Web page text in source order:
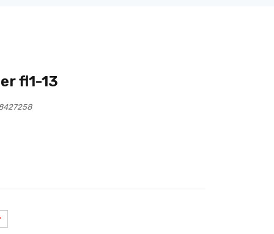
fl1-13